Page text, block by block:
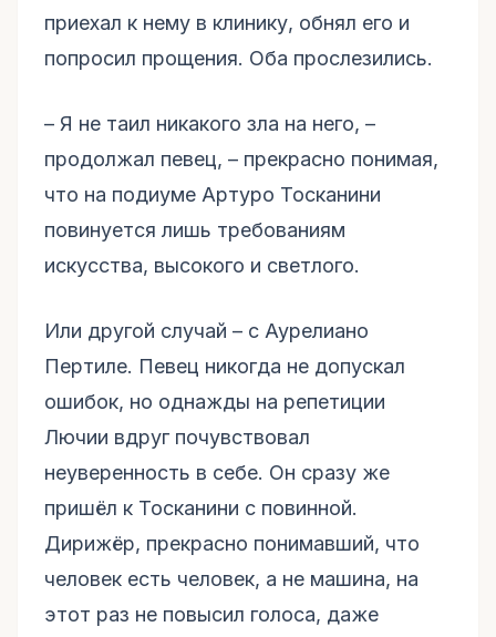
приехал к нему в клинику, обнял его и
попросил прощения. Оба прослезились.
– Я не таил никакого зла на него, –
продолжал певец, – прекрасно понимая,
что на подиуме Артуро Тосканини
повинуется лишь требованиям
искусства, высокого и светлого.
Или другой случай – с Аурелиано
Пертиле. Певец никогда не допускал
ошибок, но однажды на репетиции
Лючии вдруг почувствовал
неуверенность в себе. Он сразу же
пришёл к Тосканини с повинной.
Дирижёр, прекрасно понимавший, что
человек есть человек, а не машина, на
этот раз не повысил голоса, даже